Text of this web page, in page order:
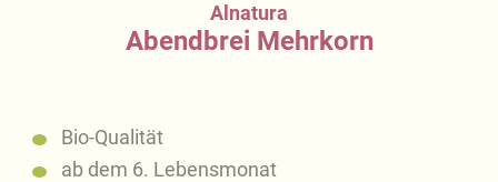
Alnatura
Abendbrei Mehrkorn
Bio-Qualität
ab dem 6. Lebensmonat